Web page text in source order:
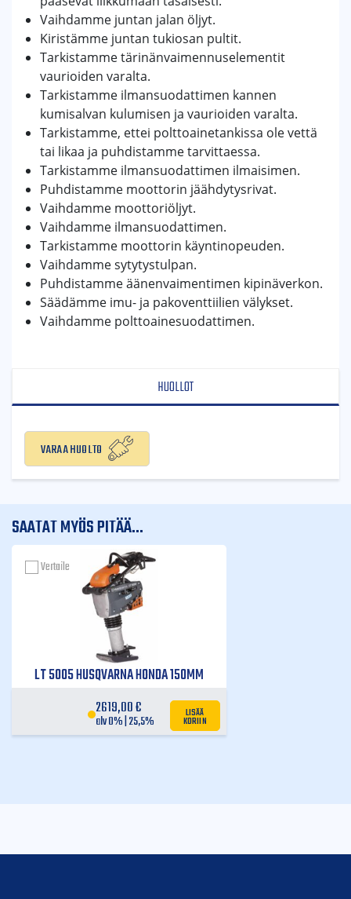
HUOLLOT
Varaa huolto
Vaihdamme juntan jalan öljyt.
Kiristämme juntan tukiosan pultit.
Tarkistamme tärinänvaimennuselementit
vaurioiden varalta.
Tarkistamme ilmansuodattimen kannen
kumisalvan kulumisen ja vaurioiden varalta.
Tarkistamme, ettei polttoainetankissa ole vettä
tai likaa ja puhdistamme tarvittaessa.
Tarkistamme ilmansuodattimen ilmaisimen.
Puhdistamme moottorin jäähdytysrivat.
Vaihdamme moottoriöljyt.
Vaihdamme ilmansuodattimen.
Tarkistamme moottorin käyntinopeuden.
Vaihdamme sytytystulpan.
Puhdistamme äänenvaimentimen kipinäverkon.
Säädämme imu- ja pakoventtiilien välykset.
Vaihdamme polttoainesuodattimen.
SAATAT MYÖS PITÄÄ...
LT 5005 HUSQVARNA HONDA 150MM
2619,00€
alv 0% | 25,5%
LISÄÄ
KORIIN
Vertaile